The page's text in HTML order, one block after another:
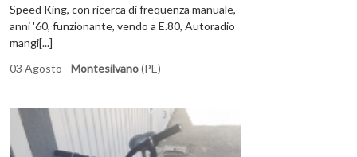
Speed King, con ricerca di frequenza manuale,
anni '60, funzionante, vendo a E.80, Autoradio
mangi[...]
03 Agosto - Montesilvano(PE)